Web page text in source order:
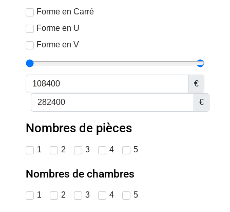
Forme en Carré
Forme en U
Forme en V
€
€
Nombres de pièces
1 2 3 4 5
Nombres de chambres
1 2 3 4 5